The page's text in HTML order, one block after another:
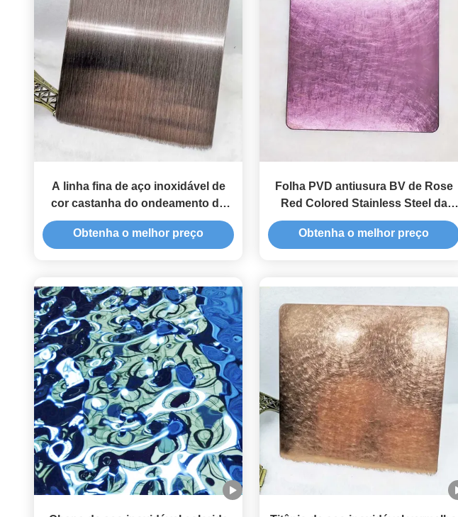
A linha fina de aço inoxidável de
cor castanha do ondeamento da
folha termina Wearproof
Obtenha o melhor preço
Folha PVD antiusura BV de Rose
Red Colored Stainless Steel da
vibração da pérola
Obtenha o melhor preço